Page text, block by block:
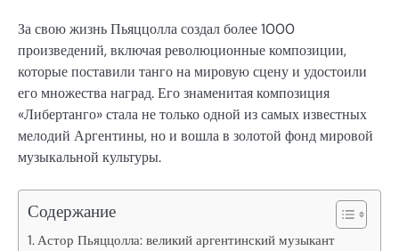
За свою жизнь Пьяццолла создал более 1000
произведений, включая революционные композиции,
которые поставили танго на мировую сцену и удостоили
его множества наград. Его знаменитая композиция
«Либертанго» стала не только одной из самых известных
мелодий Аргентины, но и вошла в золотой фонд мировой
музыкальной культуры.
Содержание
Астор Пьяццолла: великий аргентинский музыкант